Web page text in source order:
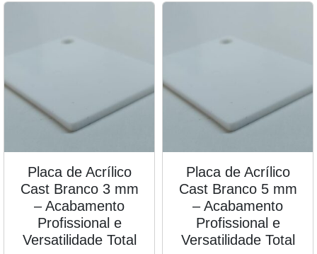
Placa de Acrílico
Cast Branco 3 mm
– Acabamento
Profissional e
Versatilidade Total
Placa de Acrílico
Cast Branco 5 mm
– Acabamento
Profissional e
Versatilidade Total